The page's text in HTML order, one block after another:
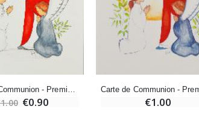
€7.90
-10%
€12.90
Carte de Communion - Première Communion Garçon
€0.90 €1.00